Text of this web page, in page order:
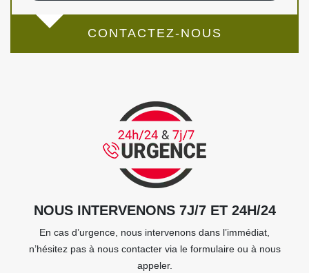
CONTACTEZ-NOUS
NOUS INTERVENONS 7J/7 ET 24H/24
En cas d’urgence, nous intervenons dans l’immédiat,
n’hésitez pas à nous contacter via le formulaire ou à nous
appeler.